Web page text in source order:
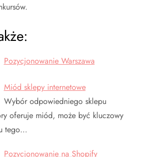
Pozycjonowanie Warszawa
Miód sklepy internetowe
Wybór odpowiedniego sklepu
oferuje miód, może być kluczowy
tego…
Pozycjonowanie na Shopify